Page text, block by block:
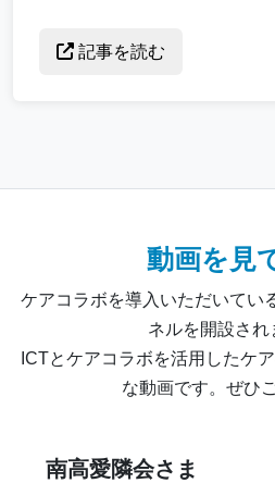
記事を読む
動画を見
ケアコラボを導入いただいてい
ネルを開設され
ICTとケアコラボを活用したケ
な動画です。ぜひ
南高愛隣会さま